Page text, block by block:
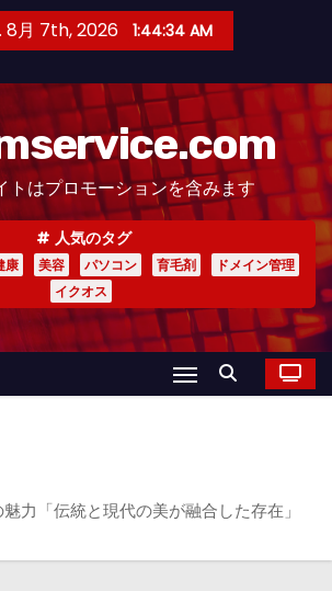
8月 7th, 2026 1:44:34 AM
トはプロモーションを含みます
人気のタグ
康 美容 パソコン 育毛剤
ドメイン管理
イクオス
力「伝統と現代の美が融合した存在」